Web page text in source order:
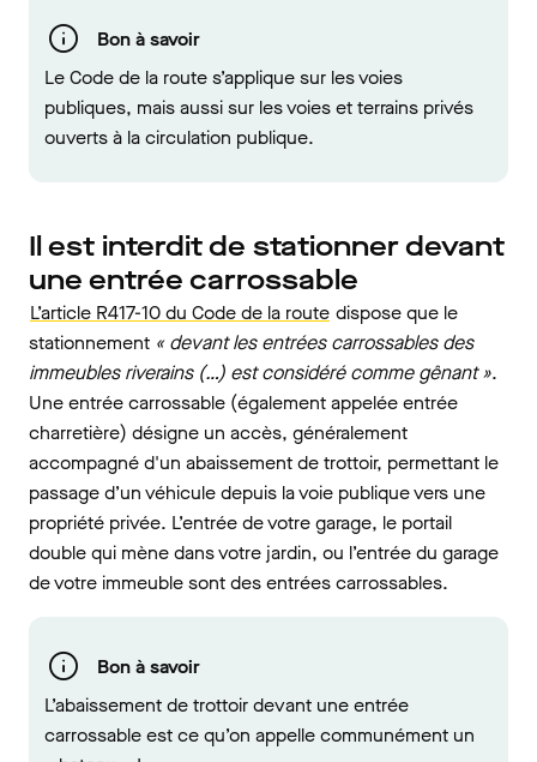
Bon à savoir
Le Code de la route s’applique sur les voies
publiques, mais aussi sur les voies et terrains privés
ouverts à la circulation publique.
Il est interdit de stationner devant
une entrée carrossable
L’article R417-10 du Code de la route dispose que le
stationnement « devant les entrées carrossables des
immeubles riverains (…) est considéré comme gênant ».
Une entrée carrossable (également appelée entrée
charretière) désigne un accès, généralement
accompagné d'un abaissement de trottoir, permettant le
passage d’un véhicule depuis la voie publique vers une
propriété privée. L’entrée de votre garage, le portail
double qui mène dans votre jardin, ou l’entrée du garage
de votre immeuble sont des entrées carrossables.
Bon à savoir
L’abaissement de trottoir devant une entrée
carrossable est ce qu’on appelle communément un